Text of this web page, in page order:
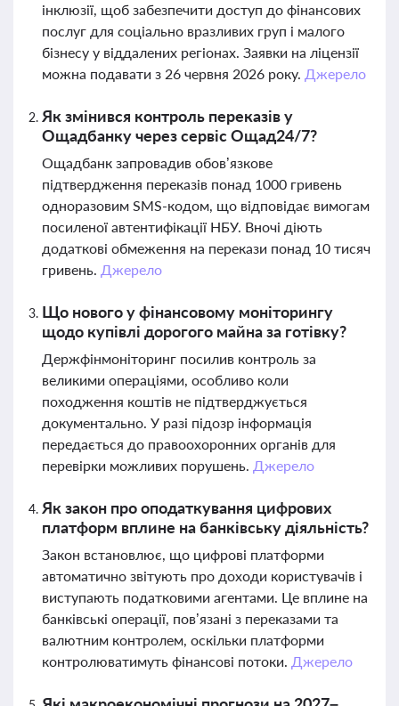
інклюзії, щоб забезпечити доступ до фінансових
послуг для соціально вразливих груп і малого
бізнесу у віддалених регіонах. Заявки на ліцензії
можна подавати з 26 червня 2026 року. Джерело
Як змінився контроль переказів у
Ощадбанку через сервіс Ощад24/7?
Ощадбанк запровадив обов’язкове
підтвердження переказів понад 1000 гривень
одноразовим SMS-кодом, що відповідає вимогам
посиленої автентифікації НБУ. Вночі діють
додаткові обмеження на перекази понад 10 тисяч
гривень. Джерело
Що нового у фінансовому моніторингу
щодо купівлі дорогого майна за готівку?
Держфінмоніторинг посилив контроль за
великими операціями, особливо коли
походження коштів не підтверджується
документально. У разі підозр інформація
передається до правоохоронних органів для
перевірки можливих порушень. Джерело
Як закон про оподаткування цифрових
платформ вплине на банківську діяльність?
Закон встановлює, що цифрові платформи
автоматично звітують про доходи користувачів і
виступають податковими агентами. Це вплине на
банківські операції, пов’язані з переказами та
валютним контролем, оскільки платформи
контролюватимуть фінансові потоки. Джерело